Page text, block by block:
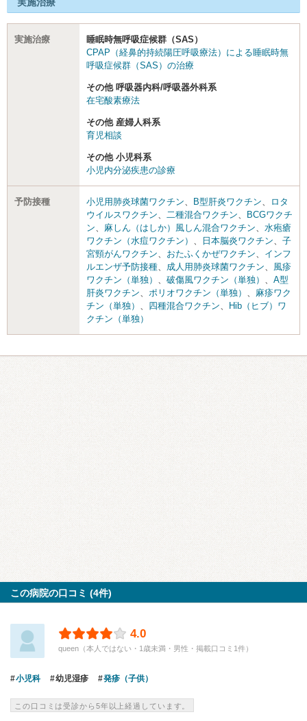
実施治療
睡眠時無呼吸症候群（SAS）
CPAP（経鼻的持続陽圧呼吸療法）による睡眠時無
呼吸症候群（SAS）の治療
その他 呼吸器内科/呼吸器外科系
在宅酸素療法
その他 産婦人科系
育児相談
その他 小児科系
小児内分泌疾患の診療
予防接種 小児用肺炎球菌ワクチン、 B型肝炎ワクチン、
ロタ
ウイルスワクチン、 二種混合ワクチン、
BCGワクチ
ン、 麻しん（はしか）風しん混合ワクチン、 水疱瘡
ワクチン（水痘ワクチン） 、 日本脳炎ワクチン、 子
宮頸がんワクチン、 おたふくかぜワクチン、 インフ
ルエンザ予防接種、 成人用肺炎球菌ワクチン、 風疹
ワクチン（単独） 、 破傷風ワクチン（単独） 、 A型
肝炎ワクチン、 ポリオワクチン（単独） 、 麻疹ワク
チン（単独） 、 四種混合ワクチン、
Hib（ヒブ）ワ
クチン（単独）
この病院の口コミ (4件)
4.0
queen（本人ではない・1歳未満・男性・掲載口コミ1件）
小児科 幼児湿疹 発疹（子供）
この口コミは受診から5年以上経過しています。